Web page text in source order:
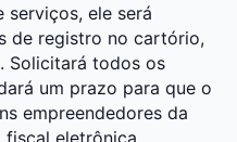
serviços, ele será
de registro no cartório,
Solicitará todos os
um prazo para que o
empreendedores da
eletrônica.